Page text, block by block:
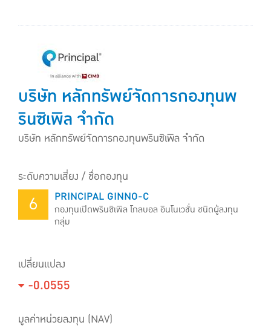
บริษัท หลักทรัพย์จัดการกองทุนพ
รินซิเพิล จำกัด
บริษัท หลักทรัพย์จัดการกองทุนพรินซิเพิล จำกัด
ระดับความเสี่ยง / ชื่อกองทุน
6 PRINCIPAL GINNO-C
กองทุนเปิดพรินซิเพิล โกลบอล อินโนเวชั่น ชนิดผู้ลงทุน
กลุ่ม
เปลี่ยนแปลง
-0.0555
มูลค่าหน่วยลงทุน (NAV)